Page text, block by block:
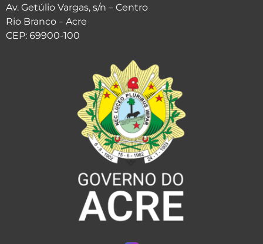
Av. Getúlio Vargas, s/n – Centro
Rio Branco – Acre
CEP: 69900-100